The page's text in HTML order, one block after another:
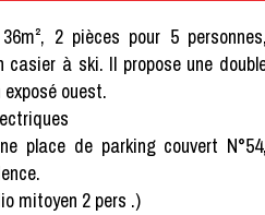
2 pièces pour 5
à ski. Il propose une
ouest.
place de parking couvert
mitoyen 2 pers .)